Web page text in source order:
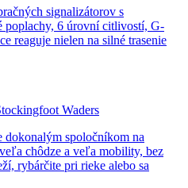
signalizátorov s
poplachy, 6 úrovní citlivostí, G-
reaguje nielen na silné trasenie
Waders
spoločníkom na
chôdze a veľa mobility, bez
rybárčite pri rieke alebo sa